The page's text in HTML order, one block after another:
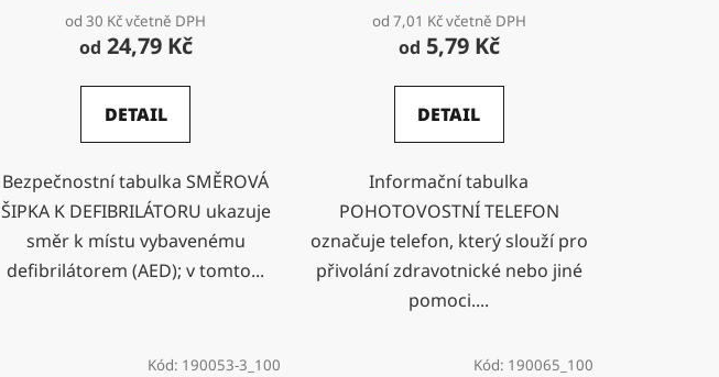
od 30 Kč včetně DPH
od 24,79 Kč
DETAIL
Bezpečnostní tabulka SMĚROVÁ
ŠIPKA K DEFIBRILÁTORU ukazuje
směr k místu vybavenému
defibrilátorem (AED); v tomto...
od 7,01 Kč včetně DPH
od 5,79 Kč
DETAIL
Informační tabulka
POHOTOVOSTNÍ TELEFON
označuje telefon, který slouží pro
přivolání zdravotnické nebo jiné
pomoci....
Kód: 190053-3_100 Kód: 190065_100